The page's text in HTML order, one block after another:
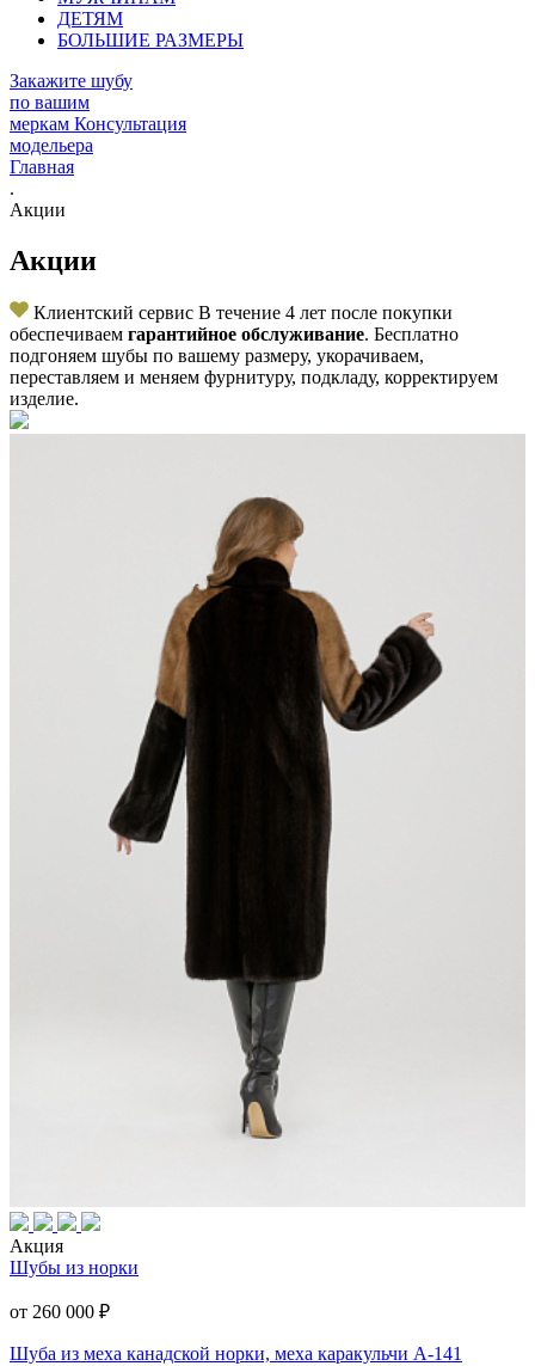
ДЕТЯМ
БОЛЬШИЕ РАЗМЕРЫ
Закажите шубу
по вашим
меркам Консультация
модельера
Главная
.
Акции
Акции
Клиентский сервис В течение 4 лет после покупки
обеспечиваем гарантийное обслуживание. Бесплатно
подгоняем шубы по вашему размеру, укорачиваем,
переставляем и меняем фурнитуру, подкладу, корректируем
изделие.
Акция
Шубы из норки
от 260 000 ₽
Шуба из меха канадской норки, меха каракульчи А-141